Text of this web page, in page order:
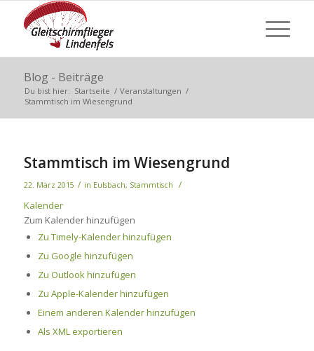
Blog - Beiträge
Du bist hier: Startseite / Veranstaltungen /
Stammtisch im Wiesengrund
Stammtisch im Wiesengrund
22. März 2015 / in Eulsbach, Stammtisch /
Kalender
Zum Kalender hinzufügen
Zu Timely-Kalender hinzufügen
Zu Google hinzufügen
Zu Outlook hinzufügen
Zu Apple-Kalender hinzufügen
Einem anderen Kalender hinzufügen
Als XML exportieren